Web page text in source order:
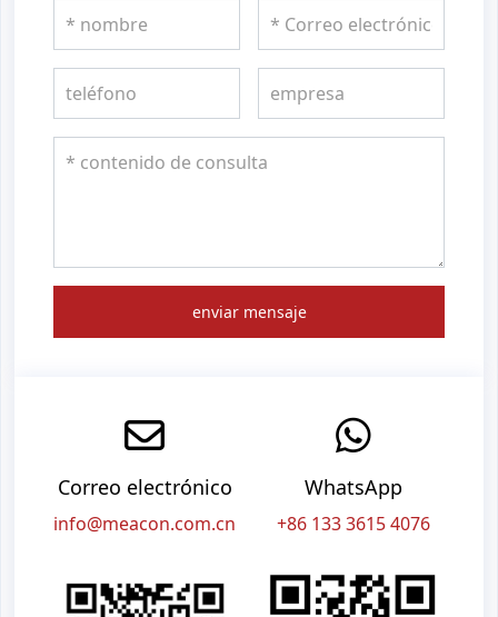
enviar mensaje
Correo electrónico
info@meacon.com.cn
WhatsApp
+86 133 3615 4076